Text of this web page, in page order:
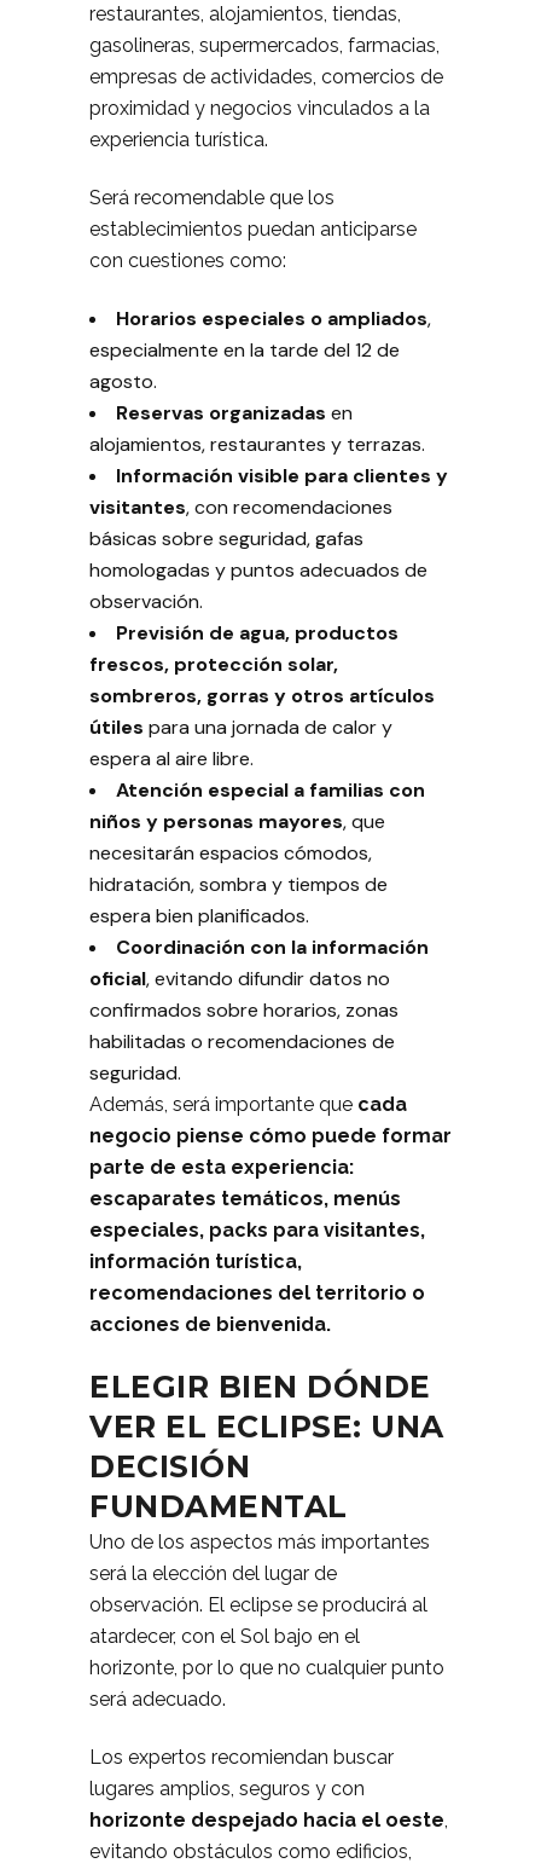
restaurantes, alojamientos, tiendas,
gasolineras, supermercados, farmacias,
empresas de actividades, comercios de
proximidad y negocios vinculados a la
experiencia turística.
Será recomendable que los
establecimientos puedan anticiparse
con cuestiones como:
Horarios especiales o ampliados,
especialmente en la tarde del 12 de
agosto.
Reservas organizadas en
alojamientos, restaurantes y terrazas.
Información visible para clientes y
visitantes, con recomendaciones
básicas sobre seguridad, gafas
homologadas y puntos adecuados de
observación.
Previsión de agua, productos
frescos, protección solar,
sombreros, gorras y otros artículos
útiles para una jornada de calor y
espera al aire libre.
Atención especial a familias con
niños y personas mayores, que
necesitarán espacios cómodos,
hidratación, sombra y tiempos de
espera bien planificados.
Coordinación con la información
oficial, evitando difundir datos no
confirmados sobre horarios, zonas
habilitadas o recomendaciones de
seguridad.
Además, será importante que cada
negocio piense cómo puede formar
parte de esta experiencia:
escaparates temáticos, menús
especiales, packs para visitantes,
información turística,
recomendaciones del territorio o
acciones de bienvenida.
ELEGIR BIEN DÓNDE
VER EL ECLIPSE: UNA
DECISIÓN
FUNDAMENTAL
Uno de los aspectos más importantes
será la elección del lugar de
observación. El eclipse se producirá al
atardecer, con el Sol bajo en el
horizonte, por lo que no cualquier punto
será adecuado.
Los expertos recomiendan buscar
lugares amplios, seguros y con
horizonte despejado hacia el oeste,
evitando obstáculos como edificios,